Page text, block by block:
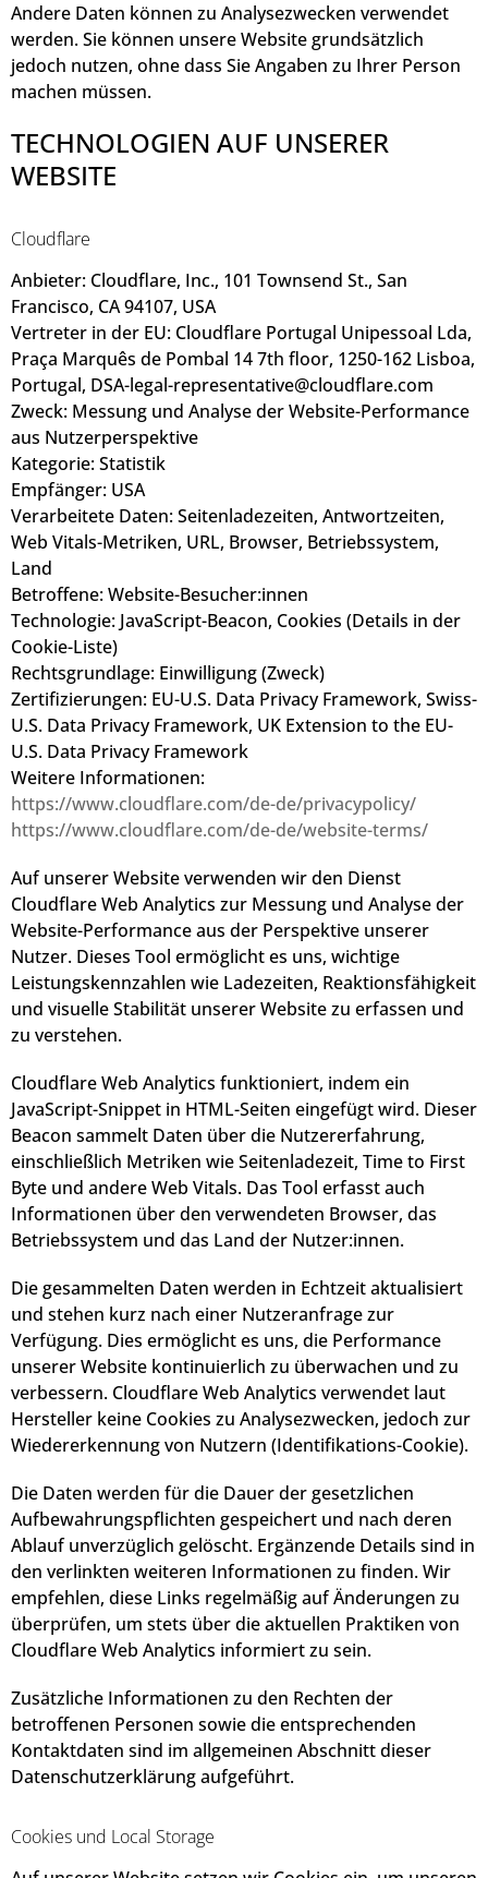
Andere Daten können zu Analysezwecken verwendet
werden. Sie können unsere Website grundsätzlich
jedoch nutzen, ohne dass Sie Angaben zu Ihrer Person
machen müssen.
TECHNOLOGIEN AUF UNSERER
WEBSITE
Cloudflare
Anbieter: Cloudflare, Inc., 101 Townsend St., San
Francisco, CA 94107, USA
Vertreter in der EU: Cloudflare Portugal Unipessoal Lda,
Praça Marquês de Pombal 14 7th floor, 1250-162 Lisboa,
Portugal, DSA-legal-representative@cloudflare.com
Zweck: Messung und Analyse der Website-Performance
aus Nutzerperspektive
Kategorie: Statistik
Empfänger: USA
Verarbeitete Daten: Seitenladezeiten, Antwortzeiten,
Web Vitals-Metriken, URL, Browser, Betriebssystem,
Land
Betroffene: Website-Besucher:innen
Technologie: JavaScript-Beacon, Cookies (Details in der
Cookie-Liste)
Rechtsgrundlage: Einwilligung (Zweck)
Zertifizierungen: EU-U.S. Data Privacy Framework, Swiss-
U.S. Data Privacy Framework, UK Extension to the EU-
U.S. Data Privacy Framework
Weitere Informationen:
https://www.cloudflare.com/de-de/privacypolicy/
https://www.cloudflare.com/de-de/website-terms/
Auf unserer Website verwenden wir den Dienst
Cloudflare Web Analytics zur Messung und Analyse der
Website-Performance aus der Perspektive unserer
Nutzer. Dieses Tool ermöglicht es uns, wichtige
Leistungskennzahlen wie Ladezeiten, Reaktionsfähigkeit
und visuelle Stabilität unserer Website zu erfassen und
zu verstehen.
Cloudflare Web Analytics funktioniert, indem ein
JavaScript-Snippet in HTML-Seiten eingefügt wird. Dieser
Beacon sammelt Daten über die Nutzererfahrung,
einschließlich Metriken wie Seitenladezeit, Time to First
Byte und andere Web Vitals. Das Tool erfasst auch
Informationen über den verwendeten Browser, das
Betriebssystem und das Land der Nutzer:innen.
Die gesammelten Daten werden in Echtzeit aktualisiert
und stehen kurz nach einer Nutzeranfrage zur
Verfügung. Dies ermöglicht es uns, die Performance
unserer Website kontinuierlich zu überwachen und zu
verbessern. Cloudflare Web Analytics verwendet laut
Hersteller keine Cookies zu Analysezwecken, jedoch zur
Wiedererkennung von Nutzern (Identifikations-Cookie).
Die Daten werden für die Dauer der gesetzlichen
Aufbewahrungspflichten gespeichert und nach deren
Ablauf unverzüglich gelöscht. Ergänzende Details sind in
den verlinkten weiteren Informationen zu finden. Wir
empfehlen, diese Links regelmäßig auf Änderungen zu
überprüfen, um stets über die aktuellen Praktiken von
Cloudflare Web Analytics informiert zu sein.
Zusätzliche Informationen zu den Rechten der
betroffenen Personen sowie die entsprechenden
Kontaktdaten sind im allgemeinen Abschnitt dieser
Datenschutzerklärung aufgeführt.
Cookies und Local Storage